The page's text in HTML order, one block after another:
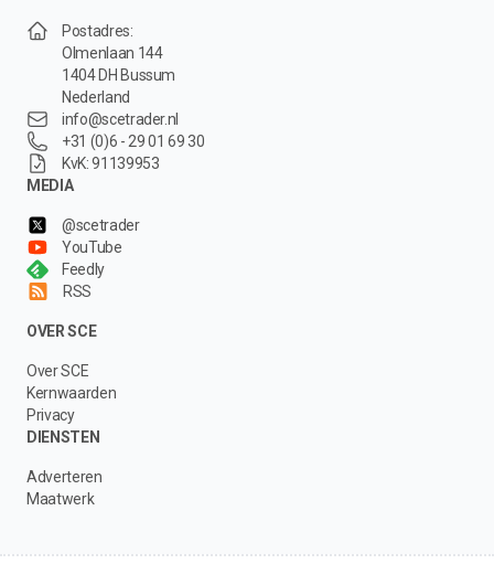
Postadres:
Olmenlaan 144
1404 DH Bussum
Nederland
info@scetrader.nl
+31 (0)6 - 29 01 69 30
KvK: 91139953
MEDIA
@scetrader
YouTube
Feedly
RSS
OVER SCE
Over SCE
Kernwaarden
Privacy
DIENSTEN
Adverteren
Maatwerk